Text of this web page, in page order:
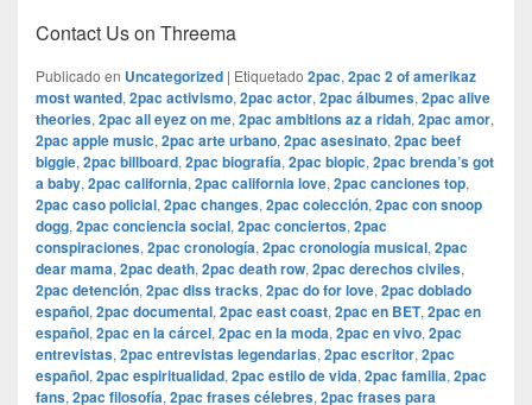
Contact Us on Threema
Publicado en Uncategorized | Etiquetado 2pac, 2pac 2 of amerikaz
most wanted, 2pac activismo, 2pac actor, 2pac álbumes, 2pac alive
theories, 2pac all eyez on me, 2pac ambitions az a ridah, 2pac amor,
2pac apple music, 2pac arte urbano, 2pac asesinato, 2pac beef
biggie, 2pac billboard, 2pac biografía, 2pac biopic, 2pac brenda’s got
a baby, 2pac california, 2pac california love, 2pac canciones top,
2pac caso policial, 2pac changes, 2pac colección, 2pac con snoop
dogg, 2pac conciencia social, 2pac conciertos, 2pac
conspiraciones, 2pac cronología, 2pac cronología musical, 2pac
dear mama, 2pac death, 2pac death row, 2pac derechos civiles,
2pac detención, 2pac diss tracks, 2pac do for love, 2pac doblado
español, 2pac documental, 2pac east coast, 2pac en BET, 2pac en
español, 2pac en la cárcel, 2pac en la moda, 2pac en vivo, 2pac
entrevistas, 2pac entrevistas legendarias, 2pac escritor, 2pac
español, 2pac espiritualidad, 2pac estilo de vida, 2pac familia, 2pac
fans, 2pac filosofía, 2pac frases célebres, 2pac frases para